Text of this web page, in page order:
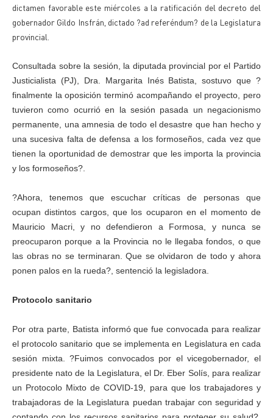
dictamen favorable este miércoles a la ratificación del decreto del
gobernador Gildo Insfrán, dictado ?ad referéndum? de la Legislatura
provincial.
Consultada sobre la sesión, la diputada provincial por el Partido
Justicialista (PJ), Dra. Margarita Inés Batista, sostuvo que ?
finalmente la oposición terminó acompañando el proyecto, pero
tuvieron como ocurrió en la sesión pasada un negacionismo
permanente, una amnesia de todo el desastre que han hecho y
una sucesiva falta de defensa a los formoseños, cada vez que
tienen la oportunidad de demostrar que les importa la provincia
y los formoseños?.
?Ahora, tenemos que escuchar críticas de personas que
ocupan distintos cargos, que los ocuparon en el momento de
Mauricio Macri, y no defendieron a Formosa, y nunca se
preocuparon porque a la Provincia no le llegaba fondos, o que
las obras no se terminaran. Que se olvidaron de todo y ahora
ponen palos en la rueda?, sentenció la legisladora.
Protocolo sanitario
Por otra parte, Batista informó que fue convocada para realizar
el protocolo sanitario que se implementa en Legislatura en cada
sesión mixta. ?Fuimos convocados por el vicegobernador, el
presidente nato de la Legislatura, el Dr. Eber Solís, para realizar
un Protocolo Mixto de COVID-19, para que los trabajadores y
trabajadoras de la Legislatura puedan trabajar con seguridad y